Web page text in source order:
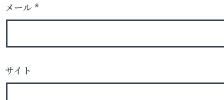
メール *
サイト